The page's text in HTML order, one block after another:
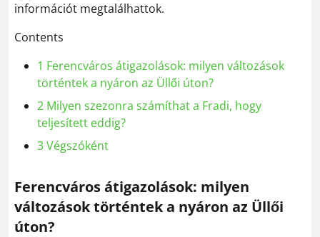
információt megtalálhattok.
Contents
1 Ferencváros átigazolások: milyen változások
történtek a nyáron az Üllői úton?
2 Milyen szezonra számíthat a Fradi, hogy
teljesített eddig?
3Végszóként
Ferencváros átigazolások: milyen
változások történtek a nyáron az Üllői
úton?